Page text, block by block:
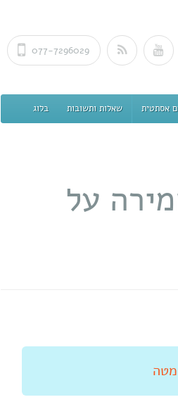
077-7296029
אסתטית שאלות ותשובות בלוג
על